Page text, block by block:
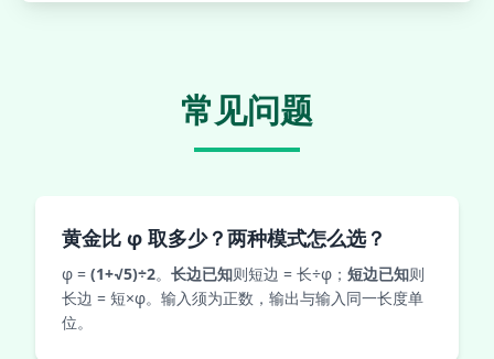
常见问题
黄金比 φ 取多少？两种模式怎么选？
φ = (1+√5)÷2。 长边已知则短边 = 长÷φ； 短边已知则
长边 = 短×φ。输入须为正数，输出与输入同一长度单
位。